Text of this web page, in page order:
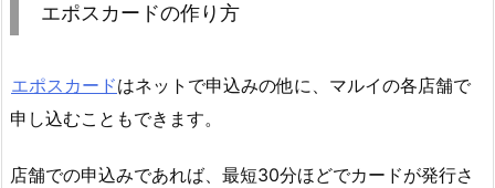
エポスカードの作り方
エポスカードはネットで申込みの他に、マルイの各店舗で
申し込むこともできます。
店舗での申込みであれば、最短30分ほどでカードが発行さ